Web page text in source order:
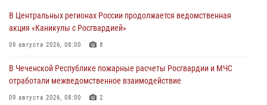
В Центральных регионах России продолжается ведомственная
акция «Каникулы с Росгвардией»
09 августа 2026, 08:00 8
В Чеченской Республике пожарные расчеты Росгвардии и МЧС
отработали межведомственное взаимодействие
09 августа 2026, 08:00 2